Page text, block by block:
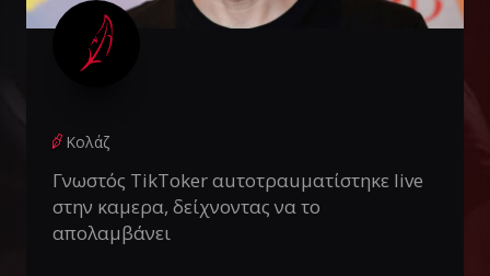
Κολάζ
Γνωστός TikToker αuτοτραuματίστηκε live
στην καμερα, δείχνοντας να το
απολαμβάνει